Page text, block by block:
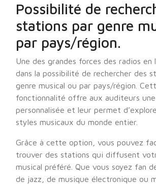
Possibilité de
stations par genre
par pays/région.
Une des grandes forces des radios en
dans la possibilité de rechercher des
genre musical ou par pays/région.
fonctionnalité offre aux auditeurs
personnalisée et leur permet
styles musicaux du monde entier.
Grâce à cette option, vous pouvez
trouver des stations qui diffusent
musical préféré. Que vous soyez fan
de jazz, de musique électronique ou